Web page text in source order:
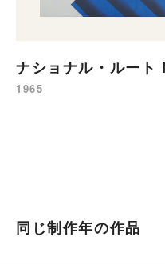
ナショナル・ルート
1965
同じ制作年の作品